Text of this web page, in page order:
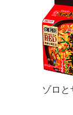
ゾロ